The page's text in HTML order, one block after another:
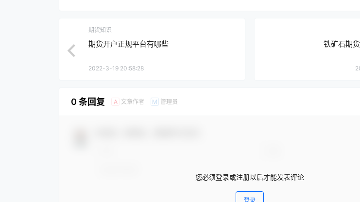
期货知识
期货开户正规平台有哪些
2022-3-19 20:58:28
铁矿石期
0 条回复 A 文章作者 M 管理员
您必须登录或注册以后才能发表评论
登录